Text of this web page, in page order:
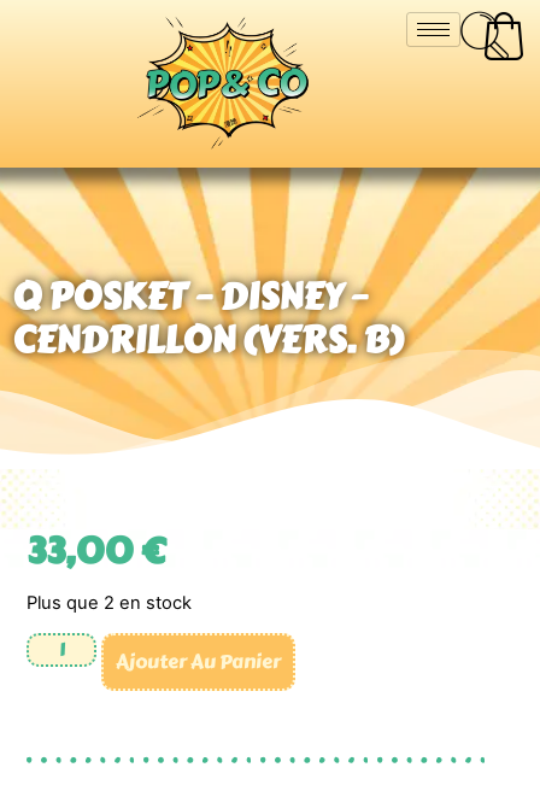
Q POSKET – DISNEY –
CENDRILLON (VERS. B)
33,00€
Plus que 2 en stock
Ajouter Au Panier